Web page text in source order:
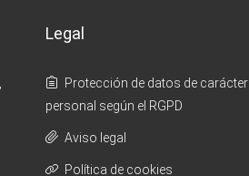
Legal
Protección de datos de carácter
personal según el RGPD
Aviso legal
Política de cookies